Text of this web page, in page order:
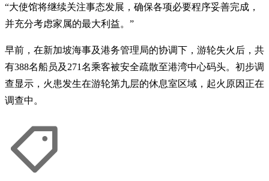
“大使馆将继续关注事态发展，确保各项必要程序妥善完成，
并充分考虑家属的最大利益。”
早前，在新加坡海事及港务管理局的协调下，游轮失火后，共
有388名船员及271名乘客被安全疏散至港湾中心码头。初步调
查显示，火患发生在游轮第九层的休息室区域，起火原因正在
调查中。